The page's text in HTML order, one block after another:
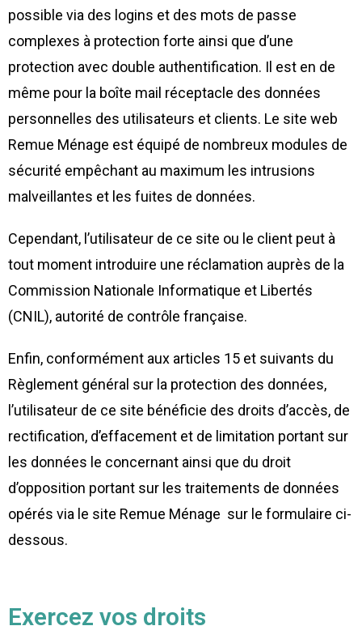
possible via des logins et des mots de passe
complexes à protection forte ainsi que d’une
protection avec double authentification. Il est en de
même pour la boîte mail réceptacle des données
personnelles des utilisateurs et clients. Le site web
Remue Ménage est équipé de nombreux modules de
sécurité empêchant au maximum les intrusions
malveillantes et les fuites de données.
Cependant, l’utilisateur de ce site ou le client peut à
tout moment introduire une réclamation auprès de la
Commission Nationale Informatique et Libertés
(CNIL), autorité de contrôle française.
Enfin, conformément aux articles 15 et suivants du
Règlement général sur la protection des données,
l’utilisateur de ce site bénéficie des droits d’accès, de
rectification, d’effacement et de limitation portant sur
les données le concernant ainsi que du droit
d’opposition portant sur les traitements de données
opérés via le site Remue Ménage sur le formulaire ci-
dessous.
Exercez vos droits